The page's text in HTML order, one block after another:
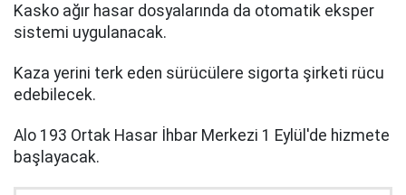
Kasko ağır hasar dosyalarında da otomatik eksper
sistemi uygulanacak.
Kaza yerini terk eden sürücülere sigorta şirketi rücu
edebilecek.
Alo 193 Ortak Hasar İhbar Merkezi 1 Eylül'de hizmete
başlayacak.